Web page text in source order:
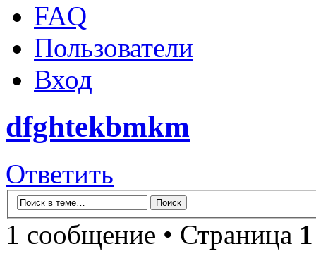
FAQ
Пользователи
Вход
dfghtekbmkm
Ответить
1 сообщение • Страница 1